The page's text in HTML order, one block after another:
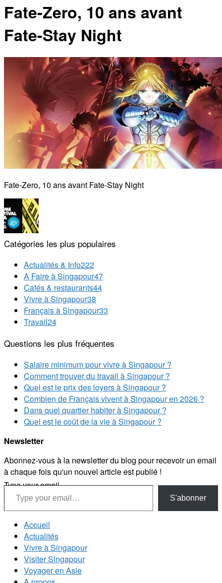
Fate-Zero, 10 ans avant
Fate-Stay Night
Fate-Zero, 10 ans avant Fate-Stay Night
Catégories les plus populaires
Actualités & Info222
A Faire à Singapour47
Cafés & restaurants44
Vivre à Singapour38
Français à Singapour33
Travail24
Questions les plus fréquentes
Salaire minimum pour vivre à Singapour ?
Comment trouver du travail à Singapour ?
Quel est le prix des loyers à Singapour ?
Combien de Français vivent à Singapour en 2026 ?
Dans quel quartier habiter à Singapour ?
Quel est le coût de la vie à Singapour ?
Newsletter
Abonnez-vous à la newsletter du blog pour recevoir un email
à chaque fois qu'un nouvel article est publié !
Type your email…
S'abonner
Accueil
Actualités
Vivre à Singapour
Visiter Singapour
Voyager en Asie